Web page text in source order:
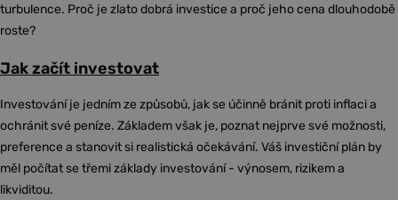
turbulence. Proč je zlato dobrá investice a proč jeho cena dlouhodobě
roste?
Jak začít investovat
Investování je jedním ze způsobů, jak se účinně bránit proti inflaci a
ochránit své peníze. Základem však je, poznat nejprve své možnosti,
preference a stanovit si realistická očekávání. Váš investiční plán by
měl počítat se třemi základy investování - výnosem, rizikem a
likviditou.